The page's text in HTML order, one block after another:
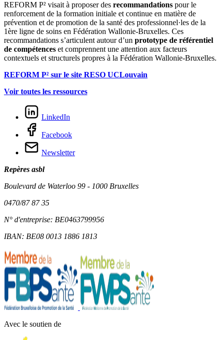
REFORM P² visait à proposer des recommandations pour le
renforcement de la formation initiale et continue en matière de
prévention et de promotion de la santé des professionnel·les de la
1ère ligne de soins en Fédération Wallonie-Bruxelles. Ces
recommandations s’articulent autour d’un prototype de référentiel
de compétences et comprennent une attention aux facteurs
contextuels et structurels propres à la Fédération Wallonie-Bruxelles.
REFORM P² sur le site RESO UCLouvain
Voir toutes les ressources
LinkedIn
Facebook
Newsletter
Repères asbl
Boulevard de Waterloo 99 - 1000 Bruxelles
0470/87 87 35
N° d'entreprise: BE0463799956
IBAN: BE08 0013 1886 1813
Avec le soutien de